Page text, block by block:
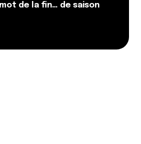
de la fin… de saison